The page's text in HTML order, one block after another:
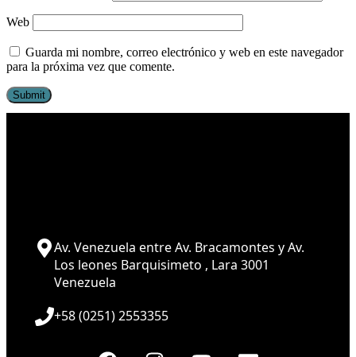
Web
Guarda mi nombre, correo electrónico y web en este navegador
para la próxima vez que comente.
Av. Venezuela entre Av. Bracamontes y Av.
Los leones Barquisimeto , Lara 3001
Venezuela
+58 (0251) 2553355